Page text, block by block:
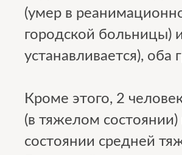
(умер в
городской больницы)
устанавливается), оба
Кроме этого, 2
(в тяжелом
состоянии средней